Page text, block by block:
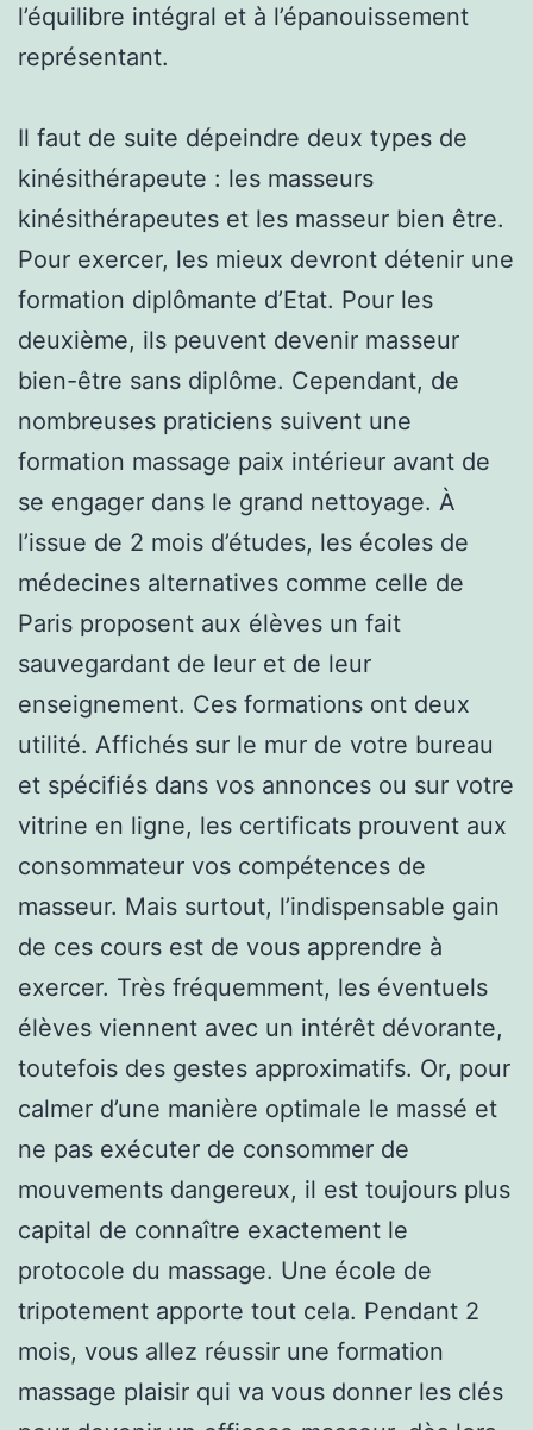
l’équilibre intégral et à l’épanouissement
représentant.
Il faut de suite dépeindre deux types de
kinésithérapeute : les masseurs
kinésithérapeutes et les masseur bien être.
Pour exercer, les mieux devront détenir une
formation diplômante d’Etat. Pour les
deuxième, ils peuvent devenir masseur
bien-être sans diplôme. Cependant, de
nombreuses praticiens suivent une
formation massage paix intérieur avant de
se engager dans le grand nettoyage. À
l’issue de 2 mois d’études, les écoles de
médecines alternatives comme celle de
Paris proposent aux élèves un fait
sauvegardant de leur et de leur
enseignement. Ces formations ont deux
utilité. Affichés sur le mur de votre bureau
et spécifiés dans vos annonces ou sur votre
vitrine en ligne, les certificats prouvent aux
consommateur vos compétences de
masseur. Mais surtout, l’indispensable gain
de ces cours est de vous apprendre à
exercer. Très fréquemment, les éventuels
élèves viennent avec un intérêt dévorante,
toutefois des gestes approximatifs. Or, pour
calmer d’une manière optimale le massé et
ne pas exécuter de consommer de
mouvements dangereux, il est toujours plus
capital de connaître exactement le
protocole du massage. Une école de
tripotement apporte tout cela. Pendant 2
mois, vous allez réussir une formation
massage plaisir qui va vous donner les clés